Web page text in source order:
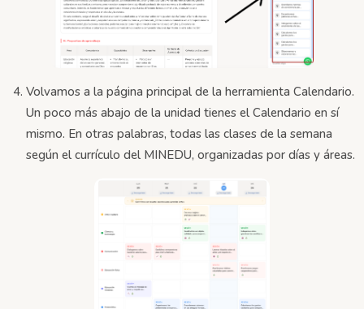
Volvamos a la página principal de la herramienta Calendario.
Un poco más abajo de la unidad tienes el Calendario en sí
mismo. En otras palabras, todas las clases de la semana
según el currículo del MINEDU, organizadas por días y áreas.